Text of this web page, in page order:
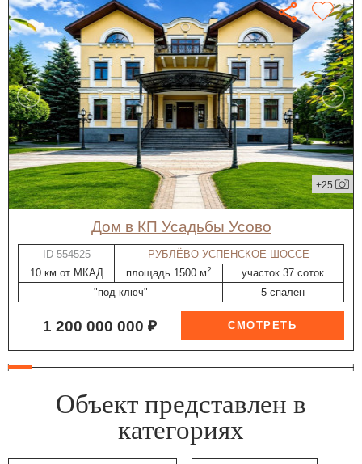
+25
дом в КП Усадьбы Усово
ID-554525
РУБЛЁВО-УСПЕНСКОЕ ШОССЕ
10 км от МКАД
площадь 1500 м2
участок 37 соток
"под ключ"
5 спален
1 200 000 000 ₽
Объект представлен в
категориях